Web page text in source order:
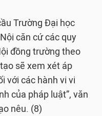
Trường Đại học
căn cứ các quy
đồng trường theo
sẽ xem xét áp
với các hành vi vi
của pháp luật”, văn
nêu. (8)